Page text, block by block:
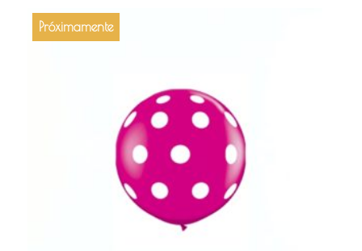
Próximamente